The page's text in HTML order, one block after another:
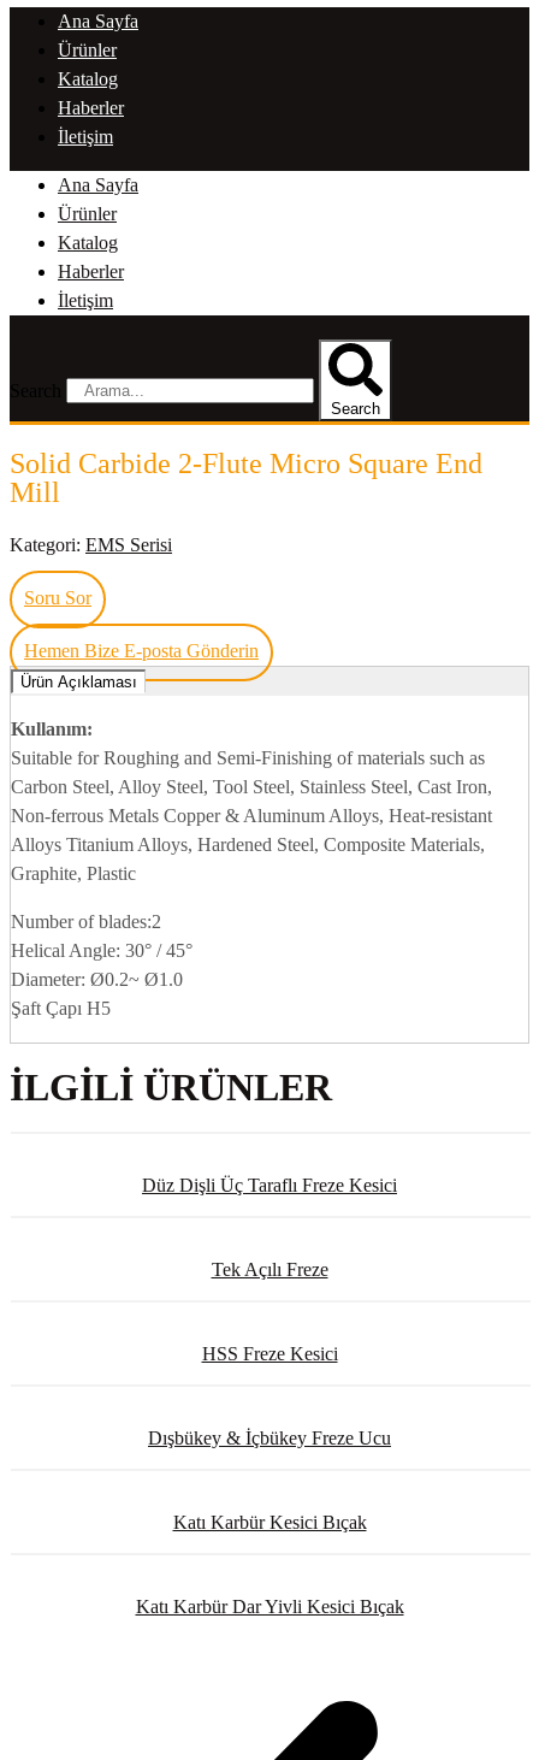
Ana Sayfa
Ürünler
Katalog
Haberler
İletişim
Ana Sayfa
Ürünler
Katalog
Haberler
İletişim
Search
Solid Carbide 2-Flute Micro Square End
Mill
Kategori: EMS Serisi
Soru Sor
Hemen Bize E-posta Gönderin
Ürün Açıklaması
Kullanım:
Suitable for Roughing and Semi-Finishing of materials such as
Carbon Steel, Alloy Steel, Tool Steel, Stainless Steel, Cast Iron,
Non-ferrous Metals Copper & Aluminum Alloys, Heat-resistant
Alloys Titanium Alloys, Hardened Steel, Composite Materials,
Graphite, Plastic
Number of blades:2
Helical Angle: 30° / 45°
Diameter: Ø0.2~ Ø1.0
Şaft Çapı H5
İLGILI ÜRÜNLER
Düz Dişli Üç Taraflı Freze Kesici
Tek Açılı Freze
HSS Freze Kesici
Dışbükey & İçbükey Freze Ucu
Katı Karbür Kesici Bıçak
Katı Karbür Dar Yivli Kesici Bıçak